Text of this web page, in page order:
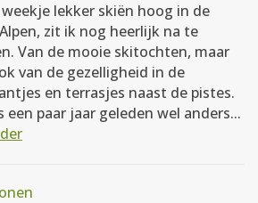
weekje lekker skiën hoog in de
zit ik nog heerlijk na te
Van de mooie skitochten, maar
van de gezelligheid in de
en terrasjes naast de pistes.
een paar jaar geleden wel anders...